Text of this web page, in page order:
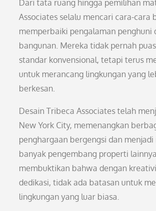
Dari tata ruang hingga pemilihan
Associates selalu mencari cara-cara
memperbaiki pengalaman penghuni
bangunan. Mereka tidak pernah
standar konvensional, tetapi terus
untuk merancang lingkungan yang
berkesan.
Desain Tribeca Associates telah
New York City, memenangkan
penghargaan bergengsi dan menjadi
banyak pengembang properti
membuktikan bahwa dengan
dedikasi, tidak ada batasan untuk
lingkungan yang luar biasa.